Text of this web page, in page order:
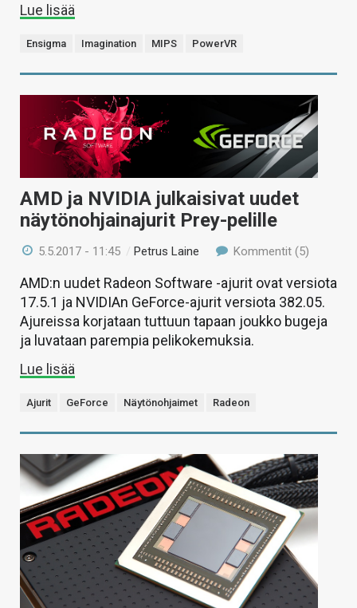
Lue lisää
Ensigma Imagination MIPS PowerVR
AMD ja NVIDIA julkaisivat uudet
näytönohjainajurit Prey-pelille
5.5.2017 - 11:45 / Petrus Laine Kommentit (5)
AMD:n uudet Radeon Software -ajurit ovat versiota
17.5.1 ja NVIDIAn GeForce-ajurit versiota 382.05.
Ajureissa korjataan tuttuun tapaan joukko bugeja
ja luvataan parempia pelikokemuksia.
Lue lisää
Ajurit GeForce Näytönohjaimet Radeon